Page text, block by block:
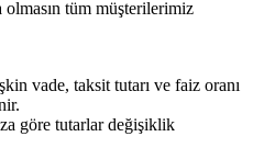
tüm müşterilerimiz
vade, taksit tutarı ve faiz oranı
göre tutarlar değişiklik